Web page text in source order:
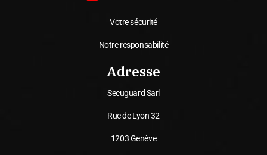
Votre sécurité
Notre responsabilité
Adresse
Secuguard Sarl
Rue de Lyon 32
1203 Genève